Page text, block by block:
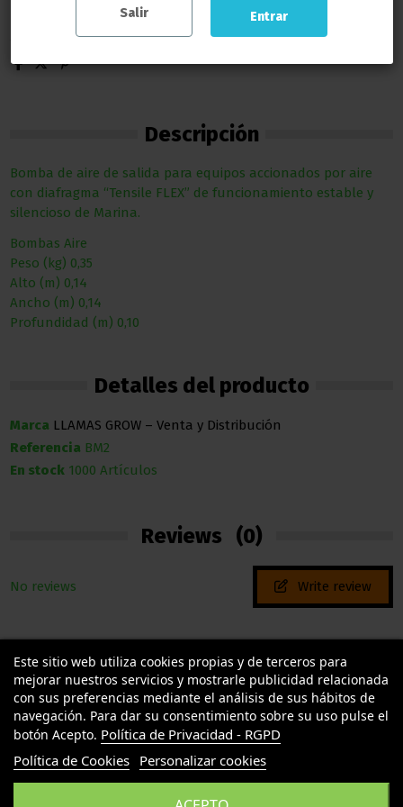
Descripción
Bomba de aire de salida para equipos accionados por aire
con diafragma “Tensile FLEX” de funcionamiento estable y
silencioso de Marina.
Bombas Aire
Peso (kg) 0,35
Alto (m) 0,14
Ancho (m) 0,14
Profundidad (m) 0,10
Detalles del producto
Marca LLAMAS GROW – Venta y Distribución
Referencia BM2
En stock 1000 Artículos
Reviews (0)
No reviews Write review
TU LLAMAS GROW
Salir Entrar
Este sitio web utiliza cookies propias y de terceros para
mejorar nuestros servicios y mostrarle publicidad relacionada
con sus preferencias mediante el análisis de sus hábitos de
navegación. Para dar su consentimiento sobre su uso pulse el
botón Acepto. Política de Privacidad - RGPD
Política de Cookies Personalizar cookies